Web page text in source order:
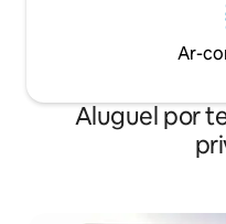
Ar-
Aluguel por